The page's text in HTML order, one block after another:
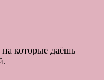
которые даёшь